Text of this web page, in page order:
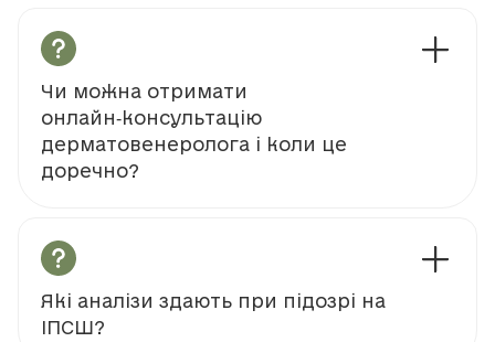
Чи можна отримати
онлайн‑консультацію
дерматовенеролога і коли це
доречно?
Які аналізи здають при підозрі на
ІПСШ?